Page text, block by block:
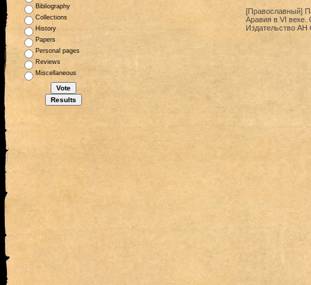
Bibliography
Collections
History
Papers
Personal pages
Reviews
Miscellaneous
[Православный]
Аравия в VI веке.
Издательство